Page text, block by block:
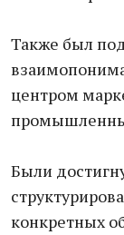
Также был
центром
Были
конкретных